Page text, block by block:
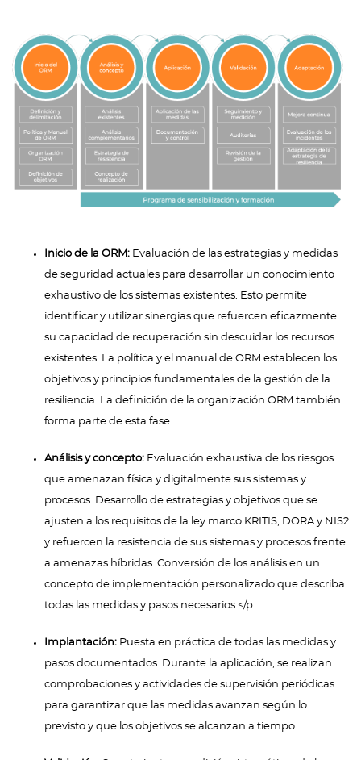
Inicio de la ORM: Evaluación de las estrategias y medidas
de seguridad actuales para desarrollar un conocimiento
exhaustivo de los sistemas existentes. Esto permite
identificar y utilizar sinergias que refuercen eficazmente
su capacidad de recuperación sin descuidar los recursos
existentes. La política y el manual de ORM establecen los
objetivos y principios fundamentales de la gestión de la
resiliencia. La definición de la organización ORM también
forma parte de esta fase.
Análisis y concepto: Evaluación exhaustiva de los riesgos
que amenazan física y digitalmente sus sistemas y
procesos. Desarrollo de estrategias y objetivos que se
ajusten a los requisitos de la ley marco KRITIS, DORA y NIS2
y refuercen la resistencia de sus sistemas y procesos frente
a amenazas híbridas. Conversión de los análisis en un
concepto de implementación personalizado que describa
todas las medidas y pasos necesarios.</p
Implantación: Puesta en práctica de todas las medidas y
pasos documentados. Durante la aplicación, se realizan
comprobaciones y actividades de supervisión periódicas
para garantizar que las medidas avanzan según lo
previsto y que los objetivos se alcanzan a tiempo.